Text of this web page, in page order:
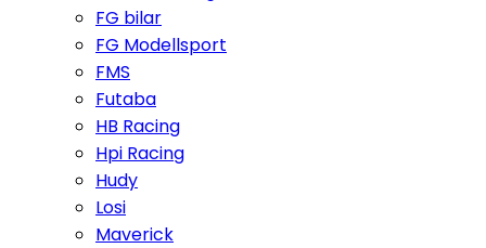
FG bilar
FG Modellsport
FMS
Futaba
HB Racing
Hpi Racing
Hudy
Losi
Maverick